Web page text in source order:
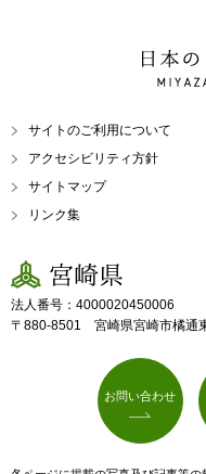
日本の
サイトのご利用について
アクセシビリティ方針
サイトマップ
リンク集
宮崎県
法人番号：4000020450006
〒880-8501 宮崎県宮崎市橘通
お問い合わせ